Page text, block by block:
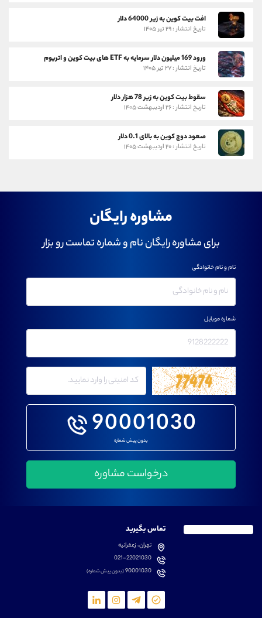
افت بیت کوین به زیر 64000 دلار
تاریخ انتشار : ۲۹ تیر ۱۴۰۵
ورود 169 میلیون دلار سرمایه به ETF های بیت کوین و اتریوم
تاریخ انتشار : ۲۷ تیر ۱۴۰۵
سقوط بیت کوین به زیر 78 هزار دلار
تاریخ انتشار : ۲۶ اردیبهشت ۱۴۰۵
صعود دوج کوین به بالای 0.1 دلار
تاریخ انتشار : ۲۰ اردیبهشت ۱۴۰۵
مشاوره رایگان
برای مشاوره رایگان نام و شماره تماست رو بزار
90001030
بدون پیش شماره
نام و نام خانوادگی
شماره موبایل
تماس بگیرید
تهران، زعفرانیه
021-22021030
90001030(بدون پیش شماره)